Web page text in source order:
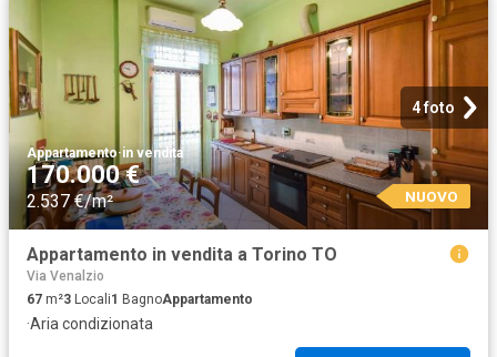
4 foto
Appartamento·in vendita
170.000 €
2.537 €/m² NUOVO
Appartamento in vendita a Torino TO
Via Venalzio
67 m²3 Locali1 BagnoAppartamento
·Aria condizionata